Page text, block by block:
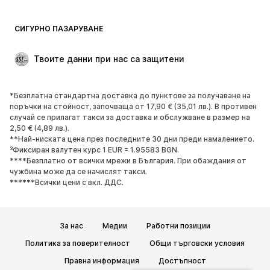
Специални Поводи
ОБУВКИ
НОВО
Популярно
Маратонки
Боти
Обувки с висок ток
Ботуши
Сандали
Ниски обувки
ЕКСКЛУЗИВНО
СИГУРНО ПАЗАРУВАНЕ
Твоите данни при нас са защитени
*Безплатна стандартна доставка до пунктове за получаване на
поръчки на стойност, започваща от 17,90 € (35,01 лв.). В противен
случай се прилагат такси за доставка и обслужване в размер на
2,50 € (4,89 лв.).
**Най-ниската цена през последните 30 дни преди намалението.
³Фиксиран валутен курс 1 EUR = 1.95583 BGN.
****Безплатно от всички мрежи в България. При обаждания от
чужбина може да се начислят такси.
******Всички цени с вкл. ДДС.
За нас Медии
Работни позиции
Политика за поверителност
Общи търговски условия
Правна информация
Достъпност